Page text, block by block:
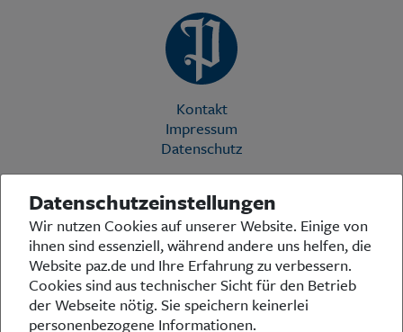
Kontakt
Impressum
Datenschutz
Die Preußische Allgemeine Zeitung (PAZ) ist eine einzigartige Stimme
in der deutschen Medienlandschaft. Woche für Woche berichtet sie
über das aktuelle Zeitgeschehen in Politik, Kultur und Wirtschaft und
bezieht zu den grundlegenden Entwicklungen unserer Gesellschaft
Stellung. In ihrer Arbeit fühlt sich die Redaktion dem traditionellen
preußischen Wertekanon verpflichtet: Das alte Preußen stand und
steht für religiöse und weltanschauliche Toleranz, für Heimatliebe
Datenschutzeinstellungen
Wir nutzen Cookies auf unserer Website. Einige von
ihnen sind essenziell, während andere uns helfen, die
Website paz.de und Ihre Erfahrung zu verbessern.
Cookies sind aus technischer Sicht für den Betrieb
der Webseite nötig. Sie speichern keinerlei
personenbezogene Informationen.